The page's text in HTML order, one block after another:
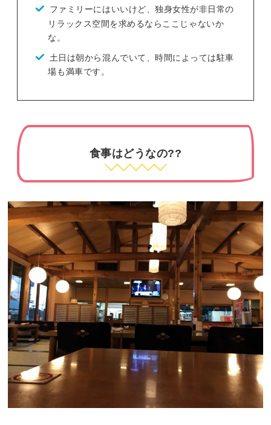
ファミリーにはいいけど、独身女性が非日常の
リラックス空間を求めるならここじゃないか
な。
土日は朝から混んでいて、時間によっては駐車
場も満車です。
食事はどうなの??